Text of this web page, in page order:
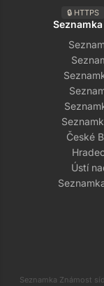
🔒 HTTPS
České
Ústí
Seznamka Známost